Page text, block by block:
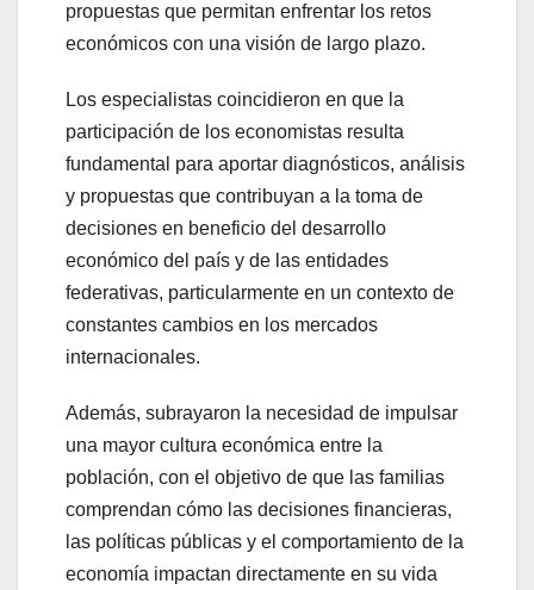
propuestas que permitan enfrentar los retos
económicos con una visión de largo plazo.
Los especialistas coincidieron en que la
participación de los economistas resulta
fundamental para aportar diagnósticos, análisis
y propuestas que contribuyan a la toma de
decisiones en beneficio del desarrollo
económico del país y de las entidades
federativas, particularmente en un contexto de
constantes cambios en los mercados
internacionales.
Además, subrayaron la necesidad de impulsar
una mayor cultura económica entre la
población, con el objetivo de que las familias
comprendan cómo las decisiones financieras,
las políticas públicas y el comportamiento de la
economía impactan directamente en su vida